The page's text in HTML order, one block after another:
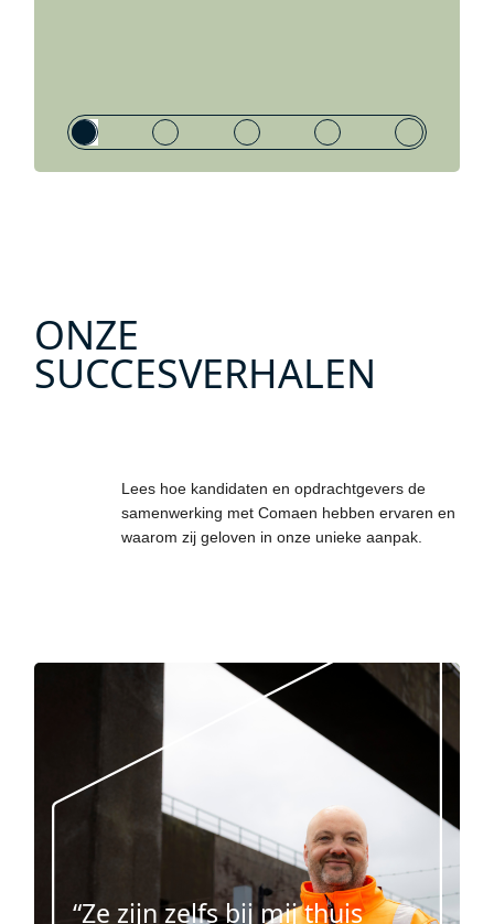
ONZE
SUCCESVERHALEN
Lees hoe kandidaten en opdrachtgevers de
samenwerking met Comaen hebben ervaren en
waarom zij geloven in onze unieke aanpak.
“Ze zijn zelfs bij mij thuis